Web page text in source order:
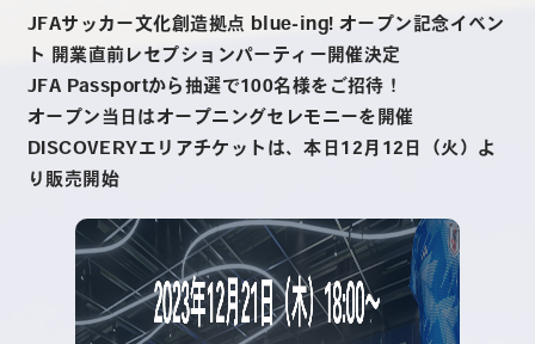
JFAサッカー文化創造拠点 blue-ing! オープン記念イベン
ト 開業直前レセプションパーティー開催決定
JFA Passportから抽選で100名様をご招待！
オープン当日はオープニングセレモニーを開催
DISCOVERYエリアチケットは、本日12月12日（火）よ
り販売開始